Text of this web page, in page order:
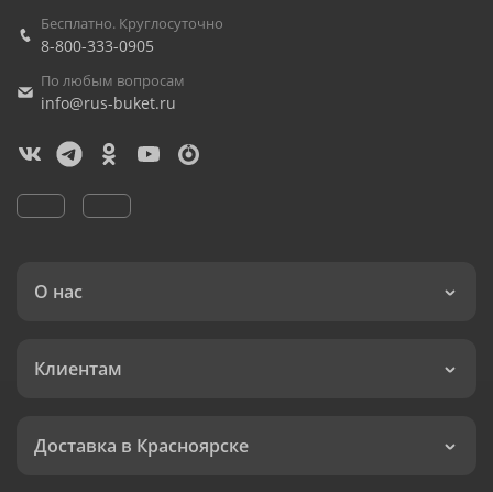
Бесплатно. Круглосуточно
8-800-333-0905
По любым вопросам
info@rus-buket.ru
О нас
Клиентам
Доставка в Красноярске